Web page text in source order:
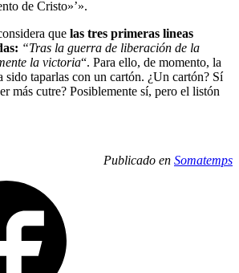
de Cristo»’».
que las tres primeras lineas
“Tras la guerra de liberación de la
la victoria“. Para ello, de momento, la
taparlas con un cartón. ¿Un cartón? Sí
más cutre? Posiblemente sí, pero el listón
Publicado en Somatemps